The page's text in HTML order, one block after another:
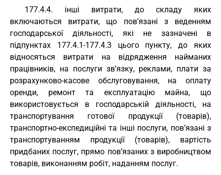
177.4.4. інші витрати, до складу яких
включаються витрати, що пов’язані з веденням
господарської діяльності, які не зазначені в
підпунктах 177.4.1-177.4.3 цього пункту, до яких
відносяться витрати на відрядження найманих
працівників, на послуги зв’язку, реклами, плати за
розрахунково-касове обслуговування, на оплату
оренди, ремонт та експлуатацію майна, що
використовується в господарській діяльності, на
транспортування готової продукції (товарів),
транспортно-експедиційні та інші послуги, пов’язані з
транспортуванням продукції (товарів), вартість
придбаних послуг, прямо пов’язаних з виробництвом
товарів, виконанням робіт, наданням послуг.